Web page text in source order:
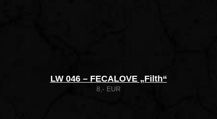
LW 046 – FECALOVE „Filth“
8,- EUR